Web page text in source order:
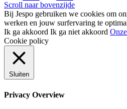
Scroll naar bovenzijde
Bij Jespo gebruiken we cookies om
werken en jouw surfervaring te
Ik ga akkoord Ik ga niet akkoord
Cookie policy
Sluiten
Privacy Overview